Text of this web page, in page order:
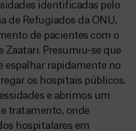
identificadas pelo
de Refugiados da ONU,
de pacientes com o
Zaatari. Presumiu-se que
espalhar rapidamente no
os hospitais públicos.
e abrimos um
tratamento, onde
hospitalares em